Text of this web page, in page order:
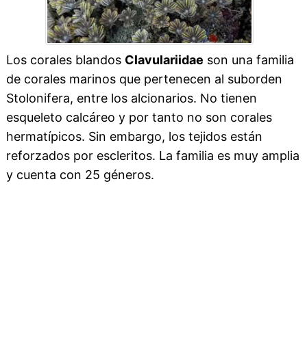
Los corales blandos Clavulariidae son una familia
de corales marinos que pertenecen al suborden
Stolonifera, entre los alcionarios. No tienen
esqueleto calcáreo y por tanto no son corales
hermatípicos. Sin embargo, los tejidos están
reforzados por escleritos. La familia es muy amplia
y cuenta con 25 géneros.